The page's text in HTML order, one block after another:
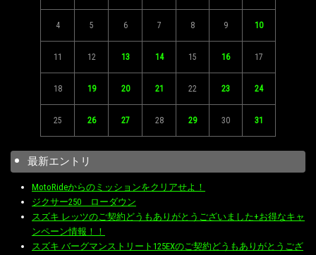
4 5 6 7 8 9 10
11 12 13 14 15 16 17
18 19 20 21 22 23 24
25 26 27 28 29 30 31
最新エントリ
MotoRideからのミッションをクリアせよ！
ジクサー250 ローダウン
スズキ レッツのご契約どうもありがとうございました+お得なキャ
ンペーン情報！！
スズキ バーグマンストリート125EXのご契約どうもありがとうござ